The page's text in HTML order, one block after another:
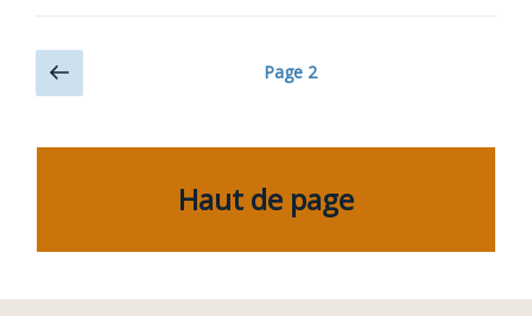
Navigation
précédente
Page 2
Haut de page